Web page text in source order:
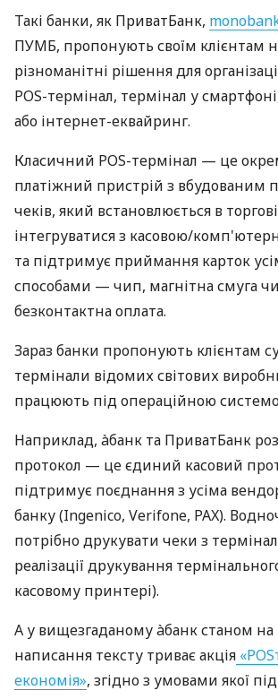
Такі банки, як ПриватБанк,
ПУМБ, пропонують своїм клієнтам
різноманітні рішення для
POS-термінал, термінал у
або інтернет-еквайринг.
Класичний POS-термінал — це
платіжний пристрій з вбудованим
чеків, який встановлюється в
інтегруватися з касовою/
та підтримує приймання карток
способами — чип, магнітна смуга
безконтактна оплата.
Зараз банки пропонують клієнтам
термінали відомих світових
працюють під операційною
Наприклад, àбанк та ПриватБанк
протокол — це єдиний касовий
підтримує поєднання з усіма
банку (Ingenico, Verifone, PAX).
потрібно друкувати чеки з
реалізації друкування
касовому принтері).
А у вищезгаданому àбанк станом
написання тексту триває акція
економія», згідно з умовами якої